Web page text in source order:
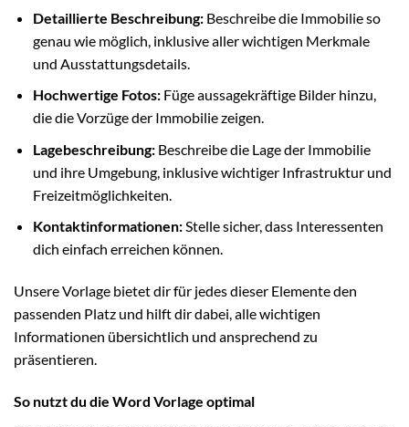
Detaillierte Beschreibung:Beschreibe die Immobilie so
genau wie möglich, inklusive aller wichtigen Merkmale
und Ausstattungsdetails.
Hochwertige Fotos:Füge aussagekräftige Bilder hinzu,
die die Vorzüge der Immobilie zeigen.
Lagebeschreibung:Beschreibe die Lage der Immobilie
und ihre Umgebung, inklusive wichtiger Infrastruktur und
Freizeitmöglichkeiten.
Kontaktinformationen:Stelle sicher, dass Interessenten
dich einfach erreichen können.
Unsere Vorlage bietet dir für jedes dieser Elemente den
passenden Platz und hilft dir dabei, alle wichtigen
Informationen übersichtlich und ansprechend zu
präsentieren.
So nutzt du die Word Vorlage optimal